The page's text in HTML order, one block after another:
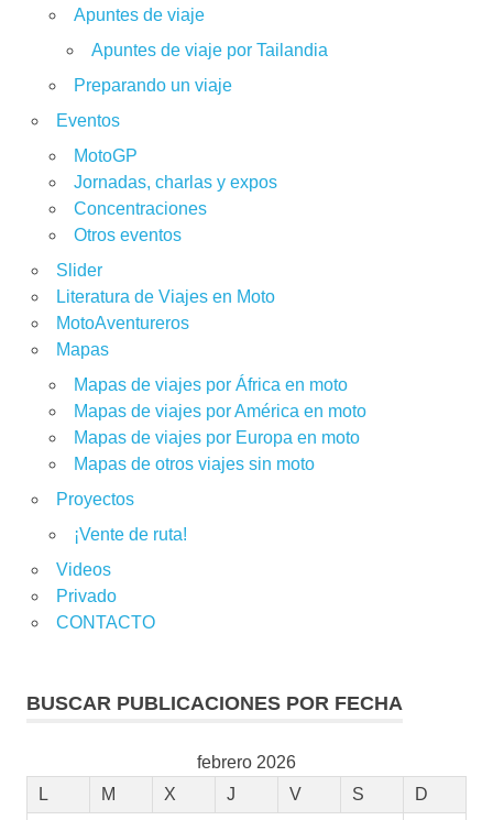
Apuntes de viaje
Apuntes de viaje por Tailandia
Preparando un viaje
Eventos
MotoGP
Jornadas, charlas y expos
Concentraciones
Otros eventos
Slider
Literatura de Viajes en Moto
MotoAventureros
Mapas
Mapas de viajes por África en moto
Mapas de viajes por América en moto
Mapas de viajes por Europa en moto
Mapas de otros viajes sin moto
Proyectos
¡Vente de ruta!
Videos
Privado
CONTACTO
BUSCAR PUBLICACIONES POR FECHA
febrero 2026
L
M X J V S
D